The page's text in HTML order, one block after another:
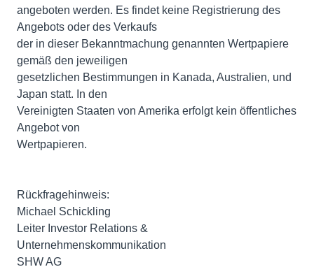
angeboten werden. Es findet keine Registrierung des
Angebots oder des Verkaufs
der in dieser Bekanntmachung genannten Wertpapiere
gemäß den jeweiligen
gesetzlichen Bestimmungen in Kanada, Australien, und
Japan statt. In den
Vereinigten Staaten von Amerika erfolgt kein öffentliches
Angebot von
Wertpapieren.
Rückfragehinweis:
Michael Schickling
Leiter Investor Relations &
Unternehmenskommunikation
SHW AG